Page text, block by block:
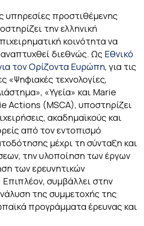
υπηρεσίες προστιθέμενης
την ελληνική
κοινότητα να
αναπτυχθεί διεθνώς. Ως Eθνικό
τον Ορίζοντα Ευρώπη, για τις
«Ψηφιακές τεχνολογίες,
«Υγεία» και Marie
Actions (MSCA), υποστηρίζει
ακαδημαϊκούς και
από τον εντοπισμό
μέχρι τη σύνταξη και
την υλοποίηση των έργων
των ερευνητικών
συμβάλλει στην
της συμμετοχής της
προγράμματα έρευνας και